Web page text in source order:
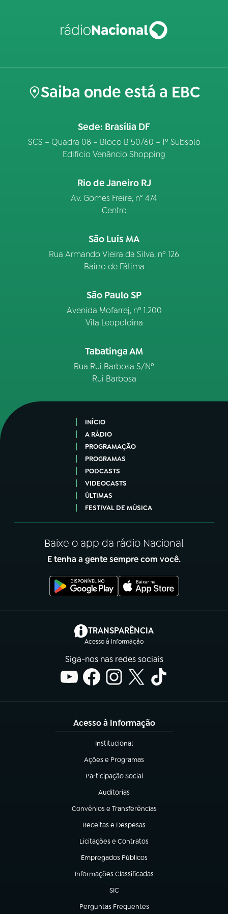
Saiba onde está a EBC
Sede: Brasília DF
SCS – Quadra 08 – Bloco B 50/60 – 1º Subsolo
Edifício Venâncio Shopping
Rio de Janeiro RJ
Av. Gomes Freire, n° 474
Centro
São Luís MA
Rua Armando Vieira da Silva, nº 126
Bairro de Fátima
São Paulo SP
Avenida Mofarrej, nº 1.200
Vila Leopoldina
Tabatinga AM
Rua Rui Barbosa S/Nº
Rui Barbosa
INÍCIO
A RÁDIO
PROGRAMAÇÃO
PROGRAMAS
PODCASTS
VIDEOCASTS
ÚLTIMAS
FESTIVAL DE MÚSICA
Baixe o app da rádio Nacional
E tenha a gente sempre com você.
TRANSPARÊNCIA
Acesso à Informação
(abre em nova aba)
Siga-nos nas redes sociais
Acesso à Informação
Institucional
(abre em nova aba)
Ações e Programas
(abre em nova aba)
Participação Social
(abre em nova aba)
Auditorias
(abre em nova aba)
Convênios e Transferências
(abre em nova aba)
Receitas e Despesas
(abre em nova aba)
Licitações e Contratos
(abre em nova aba)
Empregados Públicos
(abre em nova aba)
Informações Classificadas
(abre em nova aba)
SIC
(abre em nova aba)
Perguntas Frequentes
(abre em nova aba)